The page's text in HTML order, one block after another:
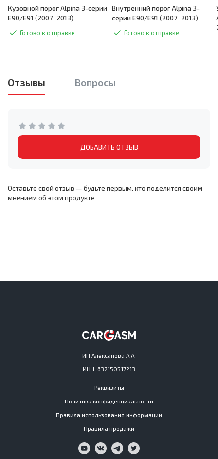
Кузовной порог Alpina 3-серии
E90/E91 (2007–2013)
Готово к отправке
Внутренний порог Alpina 3-
серии E90/E91 (2007–2013)
Готово к отправке
Отзывы Вопросы
ДОБАВИТЬ ОТЗЫВ
Оставьте свой отзыв — будьте первым, кто поделится своим
мнением об этом продукте
ИП Алексанова А.А.
ИНН: 632150517213
Реквизиты
Политика конфиденциальности
Правила использования информации
Правила продажи